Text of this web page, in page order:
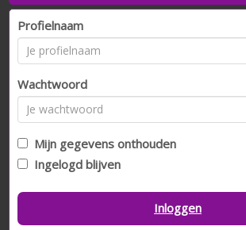
Profielnaam
Wachtwoord
Mijn gegevens onthouden
Ingelogd blijven
Inloggen